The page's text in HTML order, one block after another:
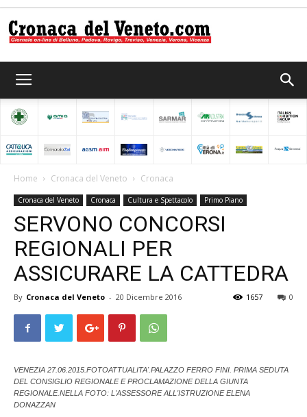
del
Veneto
Home Cronaca del Veneto Cronaca
Cronaca del Veneto Cronaca Cultura e Spettacolo Primo Piano
SERVONO CONCORSI
REGIONALI PER
ASSICURARE LA CATTEDRA
By Cronaca del Veneto - 20 Dicembre 2016 0
1657
VENEZIA 27.06.2015.FOTOATTUALITA'.PALAZZO FERRO FINI. PRIMA SEDUTA
DEL CONSIGLIO REGIONALE E PROCLAMAZIONE DELLA GIUNTA
REGIONALE.NELLA FOTO: L'ASSESSORE ALL'ISTRUZIONE ELENA
DONAZZAN